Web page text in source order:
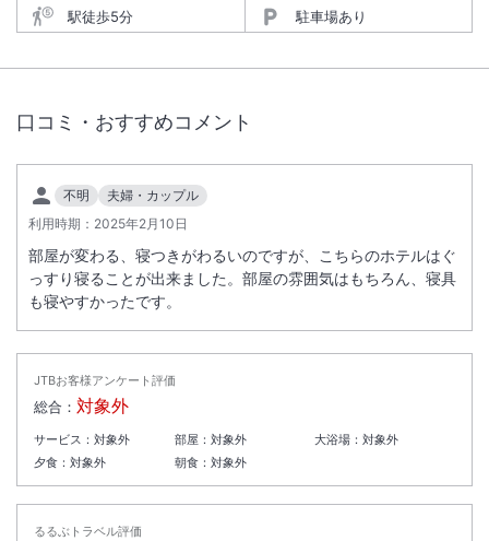
駅徒歩5分 駐車場あり
口コミ・おすすめコメント
不明
夫婦・カップル
利用時期： 2025年2月10日
部屋が変わる、寝つきがわるいのですが、こちらのホテルはぐ
っすり寝ることが出来ました。部屋の雰囲気はもちろん、寝具
も寝やすかったです。
JTBお客様アンケート評価
総合： 対象外
サービス： 対象外 部屋： 対象外 大浴場：対象外
夕食： 対象外 朝食： 対象外
るるぶトラベル評価